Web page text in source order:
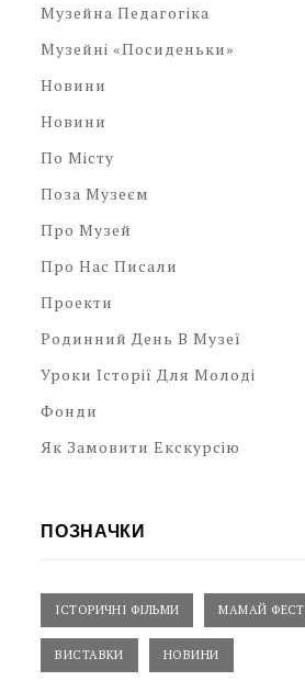
Музейна Педагогіка
Музейні «посиденьки»
Новини
Новини
По Місту
Поза Музеєм
Про Музей
Про Нас Писали
Проекти
Родинний День В Музеї
Уроки Історії Для Молоді
Фонди
Як Замовити Екскурсію
ПОЗНАЧКИ
ІСТОРИЧНІ ФІЛЬМИ МАМАЙ ФЕСТ
ВИСТАВКИ НОВИНИ